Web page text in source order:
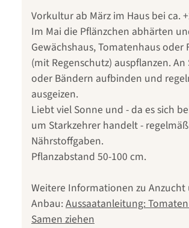
Vorkultur ab März im Haus bei ca.
Im Mai die Pflänzchen abhärten
Gewächshaus, Tomatenhaus oder
(mit Regenschutz) auspflanzen. An
oder Bändern aufbinden und
ausgeizen.
Liebt viel Sonne und - da es sich
um Starkzehrer handelt -
Nährstoffgaben.
Pflanzabstand 50-100 cm.
Weitere Informationen zu Anzucht
Anbau: Aussaatanleitung:
Samen ziehen